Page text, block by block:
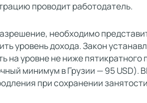
проводит работодатель.
необходимо
уровень дохода. Закон
на уровне не ниже
минимум в Грузии — 95 USD).
при сохранении